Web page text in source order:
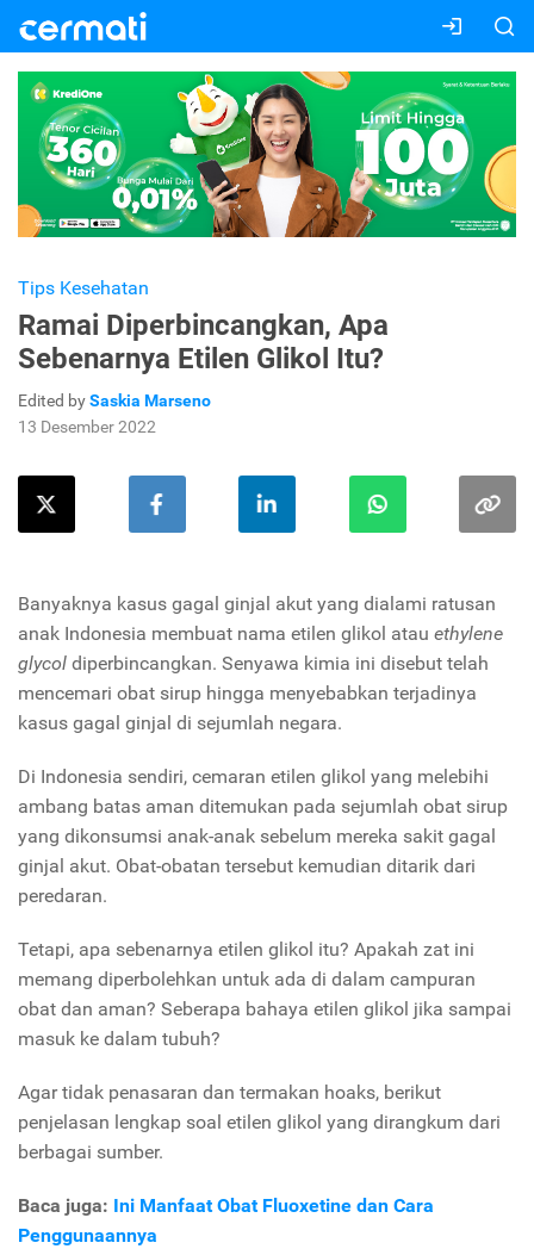
Tips Kesehatan
Ramai Diperbincangkan, Apa
Sebenarnya Etilen Glikol Itu?
Edited bySaskia Marseno
13 Desember 2022
Banyaknya kasus gagal ginjal akut yang dialami ratusan
anak Indonesia membuat nama etilen glikol atau ethylene
glycol diperbincangkan. Senyawa kimia ini disebut telah
mencemari obat sirup hingga menyebabkan terjadinya
kasus gagal ginjal di sejumlah negara.
Di Indonesia sendiri, cemaran etilen glikol yang melebihi
ambang batas aman ditemukan pada sejumlah obat sirup
yang dikonsumsi anak-anak sebelum mereka sakit gagal
ginjal akut. Obat-obatan tersebut kemudian ditarik dari
peredaran.
Tetapi, apa sebenarnya etilen glikol itu? Apakah zat ini
memang diperbolehkan untuk ada di dalam campuran
obat dan aman? Seberapa bahaya etilen glikol jika sampai
masuk ke dalam tubuh?
Agar tidak penasaran dan termakan hoaks, berikut
penjelasan lengkap soal etilen glikol yang dirangkum dari
berbagai sumber.
Baca juga: Ini Manfaat Obat Fluoxetine dan Cara
Penggunaannya